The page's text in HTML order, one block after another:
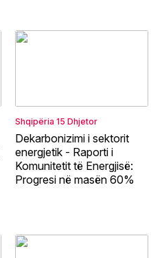
Shqipëria 15 Dhjetor
Dekarbonizimi i sektorit
energjetik - Raporti i
Komunitetit të Energjisë:
Progresi në masën 60%